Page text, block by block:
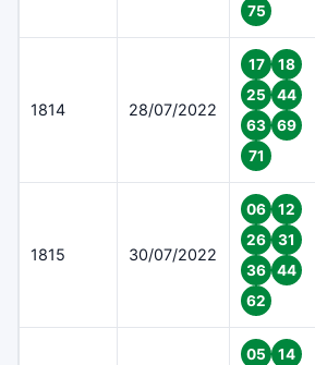
75
1814 28/07/2022
17
18
25
44
63
69
71
1815 30/07/2022
06
12
26
31
36
44
62
05
14